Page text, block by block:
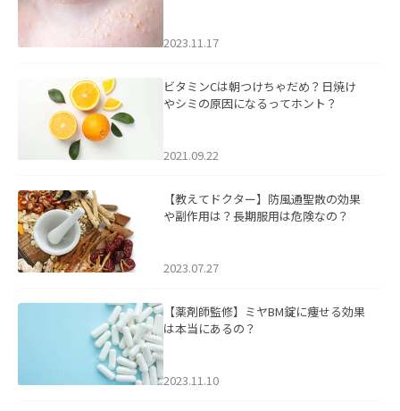
2023.11.17
ビタミンCは朝つけちゃだめ？日焼け
やシミの原因になるってホント？
2021.09.22
【教えてドクター】防風通聖散の効果
や副作用は？長期服用は危険なの？
2023.07.27
【薬剤師監修】ミヤBM錠に痩せる効果
は本当にあるの？
2023.11.10